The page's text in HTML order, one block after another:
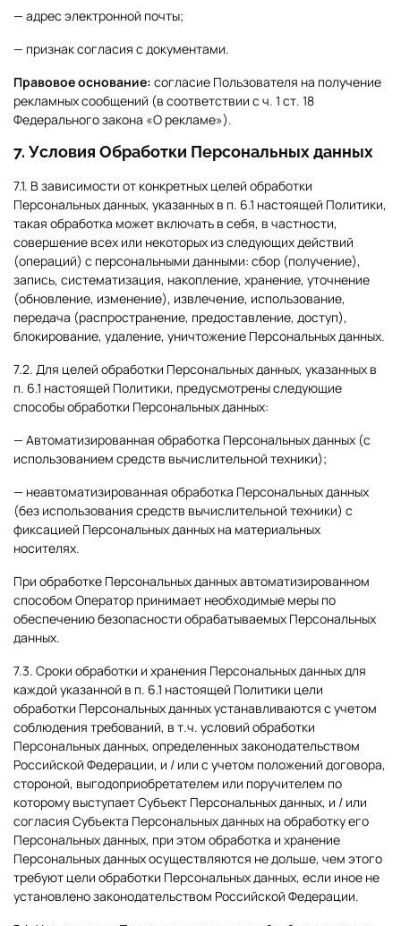
— адрес электронной почты;
— признак согласия с документами.
Правовое основание: согласие Пользователя на получение
рекламных сообщений (в соответствии с ч. 1 ст. 18
Федерального закона «О рекламе»).
7. Условия Обработки Персональных данных
7.1. В зависимости от конкретных целей обработки
Персональных данных, указанных в п. 6.1 настоящей Политики,
такая обработка может включать в себя, в частности,
совершение всех или некоторых из следующих действий
(операций) с персональными данными: сбор (получение),
запись, систематизация, накопление, хранение, уточнение
(обновление, изменение), извлечение, использование,
передача (распространение, предоставление, доступ),
блокирование, удаление, уничтожение Персональных данных.
7.2. Для целей обработки Персональных данных, указанных в
п. 6.1 настоящей Политики, предусмотрены следующие
способы обработки Персональных данных:
— Автоматизированная обработка Персональных данных (с
использованием средств вычислительной техники);
— неавтоматизированная обработка Персональных данных
(без использования средств вычислительной техники) с
фиксацией Персональных данных на материальных
носителях.
При обработке Персональных данных автоматизированном
способом Оператор принимает необходимые меры по
обеспечению безопасности обрабатываемых Персональных
данных.
7.3. Сроки обработки и хранения Персональных данных для
каждой указанной в п. 6.1 настоящей Политики цели
обработки Персональных данных устанавливаются с учетом
соблюдения требований, в т.ч. условий обработки
Персональных данных, определенных законодательством
Российской Федерации, и / или с учетом положений договора,
стороной, выгодоприобретателем или поручителем по
которому выступает Субъект Персональных данных, и / или
согласия Субъекта Персональных данных на обработку его
Персональных данных, при этом обработка и хранение
Персональных данных осуществляются не дольше, чем этого
требуют цели обработки Персональных данных, если иное не
установлено законодательством Российской Федерации.